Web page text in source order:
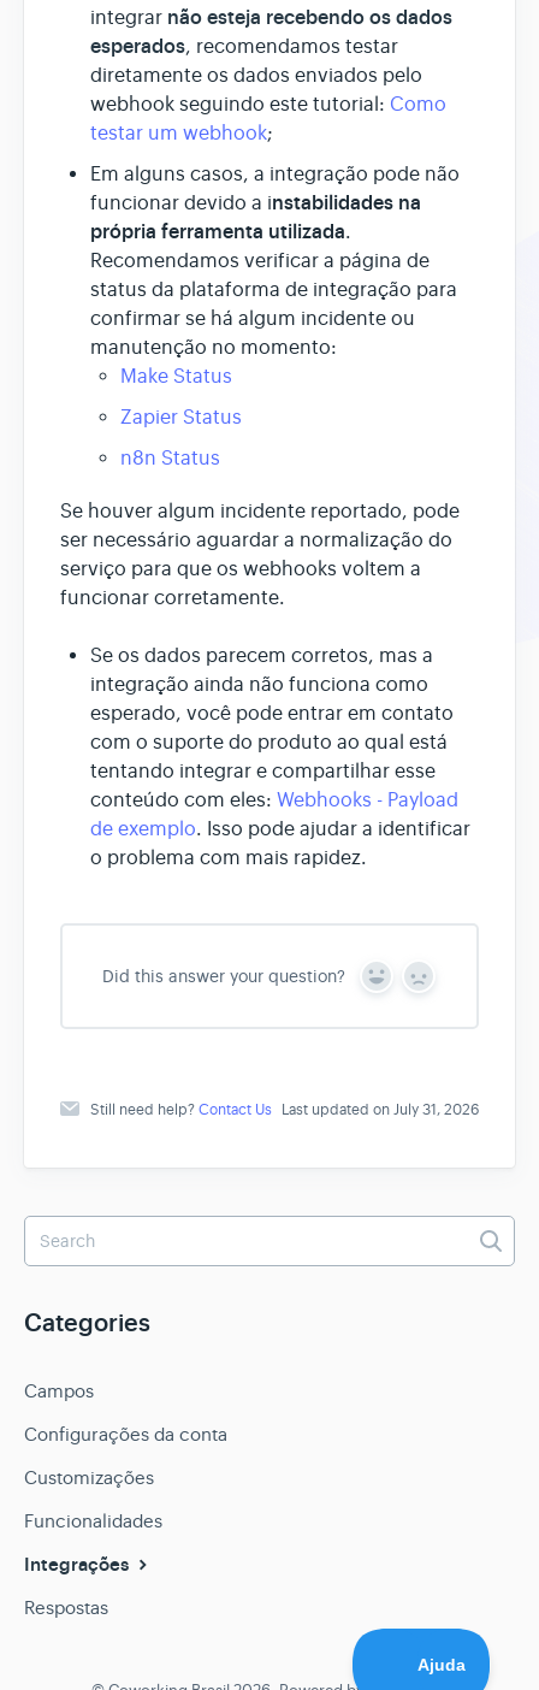
integrar não esteja recebendo os dados
esperados, recomendamos testar
diretamente os dados enviados pelo
webhook seguindo este tutorial: Como
testar um webhook;
Em alguns casos, a integração pode não
funcionar devido a instabilidades na
própria ferramenta utilizada.
Recomendamos verificar a página de
status da plataforma de integração para
confirmar se há algum incidente ou
manutenção no momento:
Make Status
Zapier Status
n8n Status
Se houver algum incidente reportado, pode
ser necessário aguardar a normalização do
serviço para que os webhooks voltem a
funcionar corretamente.
Se os dados parecem corretos, mas a
integração ainda não funciona como
esperado, você pode entrar em contato
com o suporte do produto ao qual está
tentando integrar e compartilhar esse
conteúdo com eles: Webhooks - Payload
de exemplo. Isso pode ajudar a identificar
o problema com mais rapidez.
Did this answer your question?
Y
s
N
Still need help?Contact Us Last updated on July 31, 2026
Categories
Campos
Configurações da conta
Customizações
Funcionalidades
Integrações
Respostas